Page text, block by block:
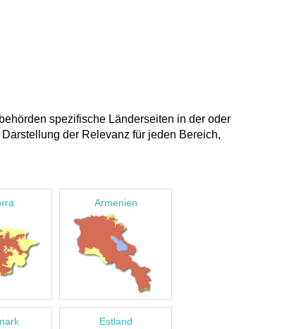
spezifische Länderseiten in der oder
der Relevanz für jeden Bereich,
Armenien
Estland